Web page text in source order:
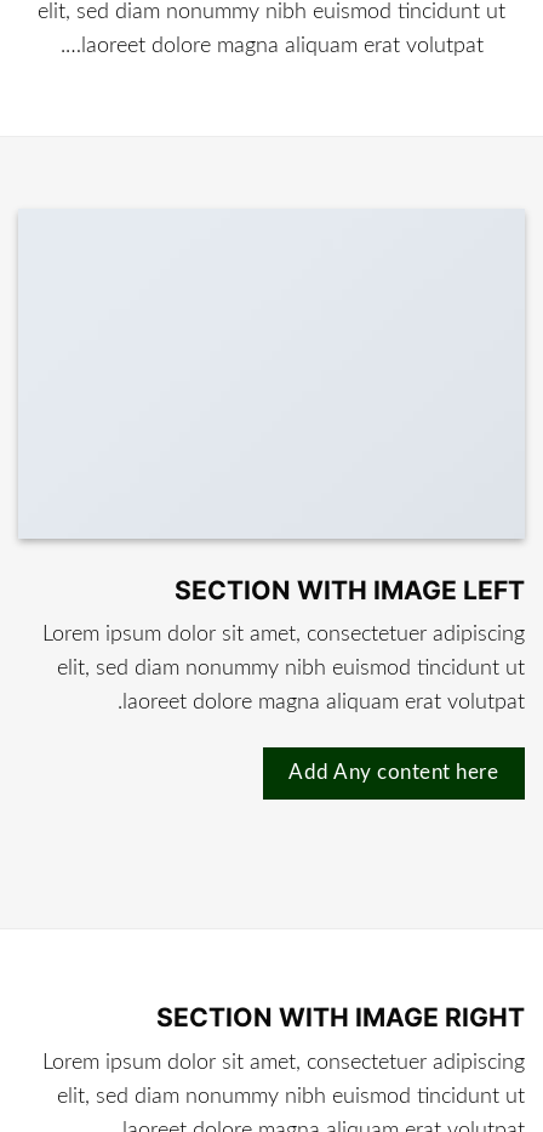
elit, sed diam nonummy nibh euismod tincidunt ut
laoreet dolore magna aliquam erat volutpat….
SECTION WITH IMAGE LEFT
Lorem ipsum dolor sit amet, consectetuer adipiscing
elit, sed diam nonummy nibh euismod tincidunt ut
laoreet dolore magna aliquam erat volutpat.
Add Any content here
SECTION WITH IMAGE RIGHT
Lorem ipsum dolor sit amet, consectetuer adipiscing
elit, sed diam nonummy nibh euismod tincidunt ut